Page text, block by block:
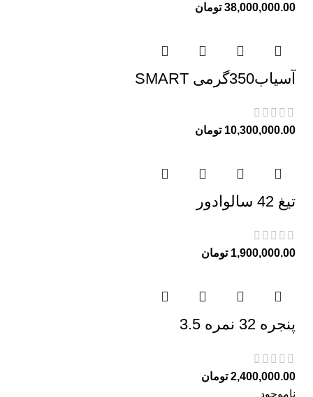
38,000,000.00 تومان
آسیاب350گرمی SMART
10,300,000.00 تومان
تیغ 42 سالوادور
1,900,000.00 تومان
پنجره 32 نمره 3.5
2,400,000.00 تومان
ناموجود